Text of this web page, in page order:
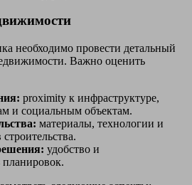
необходимо провести детальный
Важно оценить
proximity к инфраструктуре,
и социальным объектам.
материалы, технологии и
удобство и